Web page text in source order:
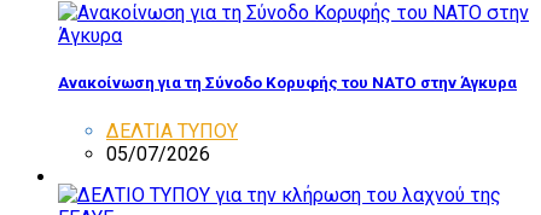
Ανακοίνωση για τη Σύνοδο Κορυφής του ΝΑΤΟ στην Άγκυρα
ΔΕΛΤΙΑ ΤΥΠΟΥ
05/07/2026